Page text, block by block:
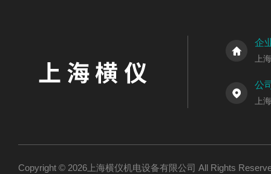
企
上
公
上
Copyright © 2026上海横仪机电设备有限公司 All Rights